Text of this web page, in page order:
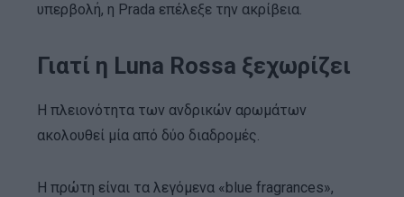
υπερβολή, η Prada επέλεξε την ακρίβεια.
Γιατί η Luna Rossa ξεχωρίζει
Η πλειονότητα των ανδρικών αρωμάτων
ακολουθεί μία από δύο διαδρομές.
Η πρώτη είναι τα λεγόμενα «blue fragrances»,